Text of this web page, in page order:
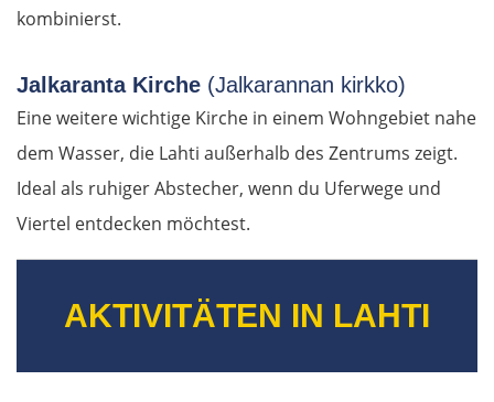
kombinierst.
Jalkaranta Kirche (Jalkarannan kirkko)
Eine weitere wichtige Kirche in einem Wohngebiet nahe
dem Wasser, die Lahti außerhalb des Zentrums zeigt.
Ideal als ruhiger Abstecher, wenn du Uferwege und
Viertel entdecken möchtest.
AKTIVITÄTEN IN LAHTI
Cinque Terre
Genua